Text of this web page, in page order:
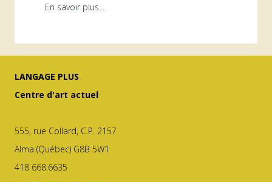
ArAMiS
En savoir plus...
LANGAGE PLUS
Centre d'art actuel
555, rue Collard, C.P. 2157
Alma (Québec) G8B 5W1
418 668.6635